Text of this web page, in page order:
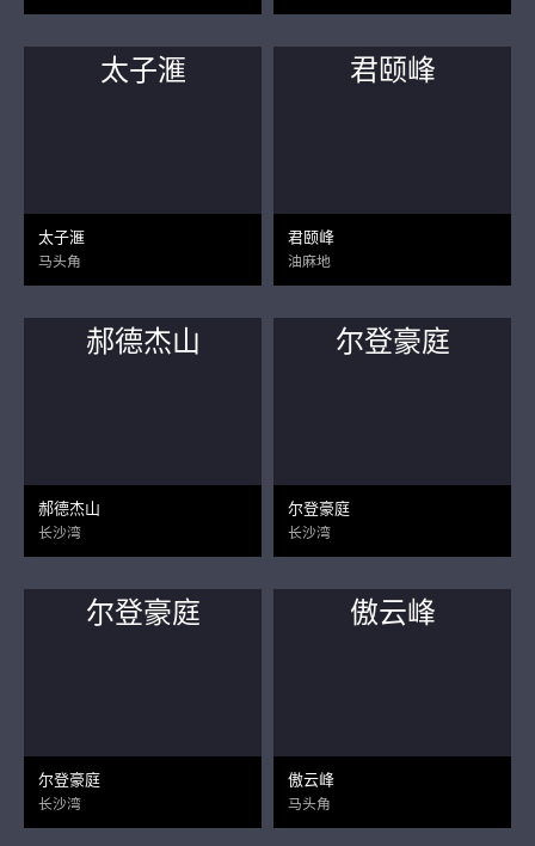
太子滙
太子滙
马头角
君颐峰
君颐峰
油麻地
郝德杰山
郝德杰山
长沙湾
尔登豪庭
尔登豪庭
长沙湾
尔登豪庭
尔登豪庭
长沙湾
傲云峰
傲云峰
马头角